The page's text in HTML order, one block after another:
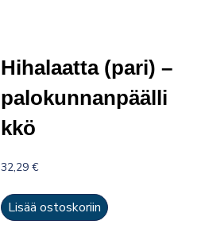
Hihalaatta (pari) –
palokunnanpäälli
kkö
32,29 €
Lisää ostoskoriin